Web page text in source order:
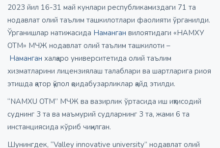
2023 йил 16-31 май кунлари республикамиздаги 71 та
нодавлат олий таълим ташкилотлари фаолияти ўрганилди.
Ўрганишлар натижасида Наманган вилоятидаги «НАМХУ
ОТМ» МЧЖ нодавлат олий таълим ташкилоти –
Наманган халқаро университетида олий таълим
хизматларини лицензиялаш талаблари ва шартларига риоя
этишда қатор қўпол қоидабузарликлар қайд этилди.
“NAMXU OTM” МЧЖ ва вазирлик ўртасида иш иқтисодий
суднинг 3 та ва маъмурий судларнинг 3 та, жами 6 та
инстанциясида кўриб чиқилган.
Шунингдек, “Valley innovative university” нодавлат олий